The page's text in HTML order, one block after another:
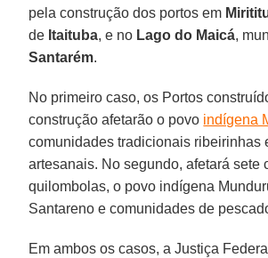
pela construção dos portos em
de Itaituba, e no Lago do Maicá,
Santarém.
No primeiro caso, os Portos
construção afetarão o povo indígena
comunidades tradicionais ribeirinhas
artesanais. No segundo, afetará sete
quilombolas, o povo indígena
Santareno e comunidades de
Em ambos os casos, a Justiça